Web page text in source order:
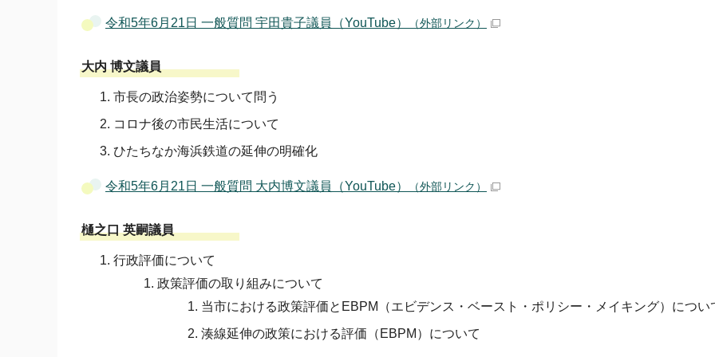
令和5年6月21日 一般質問 宇田貴子議員（YouTube） （外部リンク）
大内 博文議員
市長の政治姿勢について問う
コロナ後の市民生活について
ひたちなか海浜鉄道の延伸の明確化
令和5年6月21日 一般質問 大内博文議員（YouTube） （外部リンク）
樋之口 英嗣議員
行政評価について
政策評価の取り組みについて
当市における政策評価とEBPM（エビデンス・ベースト・ポリシー・メイキング）につい
湊線延伸の政策における評価（EBPM）について